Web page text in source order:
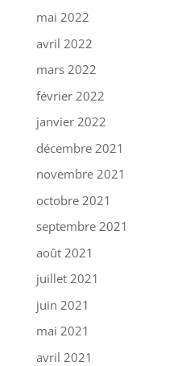
mai 2022
avril 2022
mars 2022
février 2022
janvier 2022
décembre 2021
novembre 2021
octobre 2021
septembre 2021
août 2021
juillet 2021
juin 2021
mai 2021
avril 2021